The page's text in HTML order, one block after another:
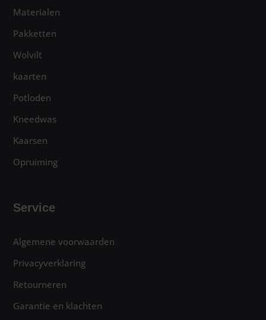
Materialen
Pakketten
Wolvilt
kaarten
Potloden
Kneedwas
Kaarsen
Opruiming
Service
Algemene voorwaarden
Privacyverklaring
Retourneren
Garantie en klachten